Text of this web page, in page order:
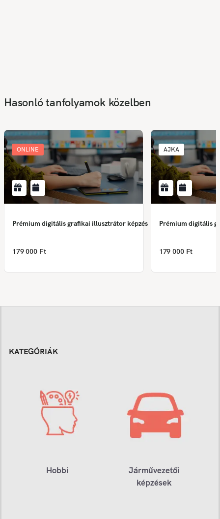
Hasonló tanfolyamok közelben
ONLINE
Prémium digitális grafikai illusztrátor képzés
179 000 Ft
AJKA
Prémium digitális
179 000 Ft
KATEGÓRIÁK
Hobbi
Járművezetői
képzések